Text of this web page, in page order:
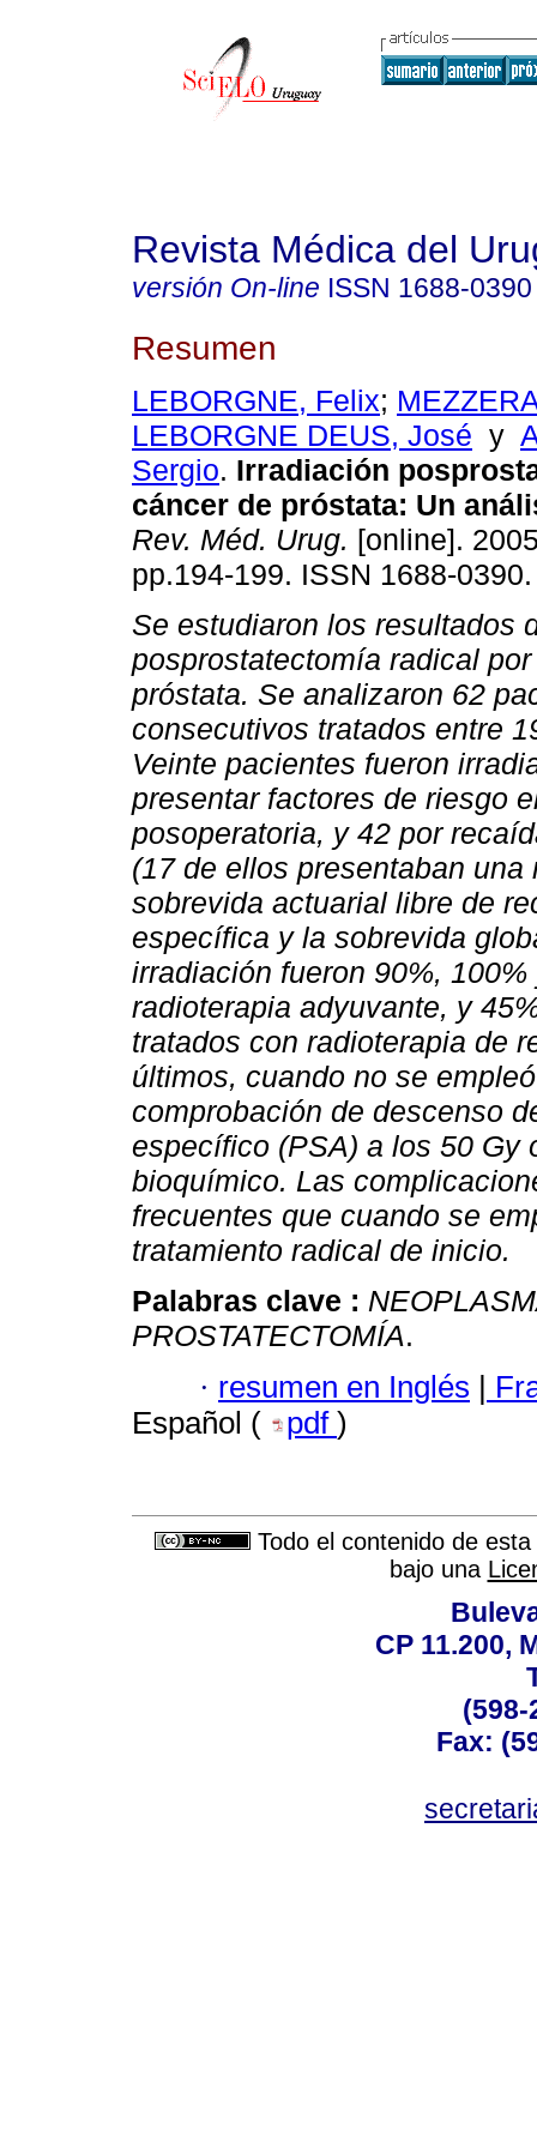
Revista Médica del
versión On-line ISSN 1688-0390
Resumen
LEBORGNE, Felix;
LEBORGNE DEUS, José y
Sergio. Irradiación
cáncer de próstata: Un
Rev. Méd. Urug. [online].
pp.194-199. ISSN 1688-0390.
Se estudiaron los resultados
posprostatectomía radical
próstata. Se analizaron 62
consecutivos tratados entre
Veinte pacientes fueron
presentar factores de riesgo
posoperatoria, y 42 por
(17 de ellos presentaban
sobrevida actuarial libre de
específica y la sobrevida
irradiación fueron 90%,
radioterapia adyuvante, y
tratados con radioterapia de
últimos, cuando no se
comprobación de descenso
específico (PSA) a los 50 Gy
bioquímico. Las
frecuentes que cuando se
tratamiento radical de inicio.
Palabras clave :
PROSTATECTOMÍA.
· resumen en Inglés |
Español (
pdf )
Todo el contenido de
bajo una
CP 11.200,
(598-
Fax: